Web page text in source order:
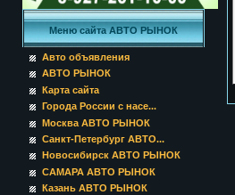
Меню сайта АВТО РЫНОК
Авто объявления
АВТО РЫНОК
Карта сайта
Города России с насе...
Москва АВТО РЫНОК
Санкт-Петербург АВТО...
Новосибирск АВТО РЫНОК
САМАРА АВТО РЫНОК
Казань АВТО РЫНОК